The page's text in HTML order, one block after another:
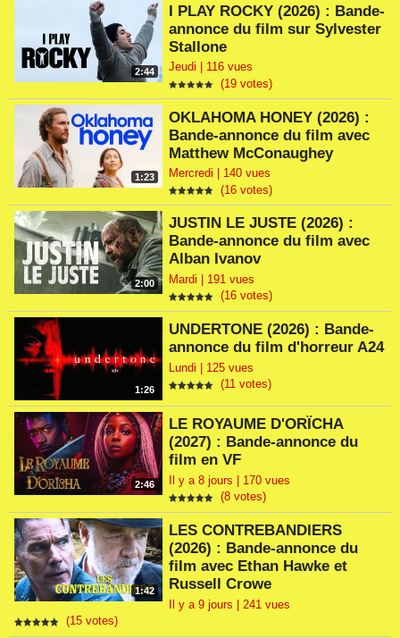
2:44
I PLAY ROCKY (2026) : Bande-
annonce du film sur Sylvester
Stallone
Jeudi | 116 vues
(19 votes)
1:23
OKLAHOMA HONEY (2026) :
Bande-annonce du film avec
Matthew McConaughey
Mercredi | 140 vues
(16 votes)
2:00
JUSTIN LE JUSTE (2026) :
Bande-annonce du film avec
Alban Ivanov
Mardi | 191 vues
(16 votes)
1:26
UNDERTONE (2026) : Bande-
annonce du film d'horreur A24
Lundi | 125 vues
(11 votes)
2:46
LE ROYAUME D'ORÏCHA
(2027) : Bande-annonce du
film en VF
Il y a 8 jours | 170 vues
(8 votes)
1:42
LES CONTREBANDIERS
(2026) : Bande-annonce du
film avec Ethan Hawke et
Russell Crowe
Il y a 9 jours | 241 vues
(15 votes)